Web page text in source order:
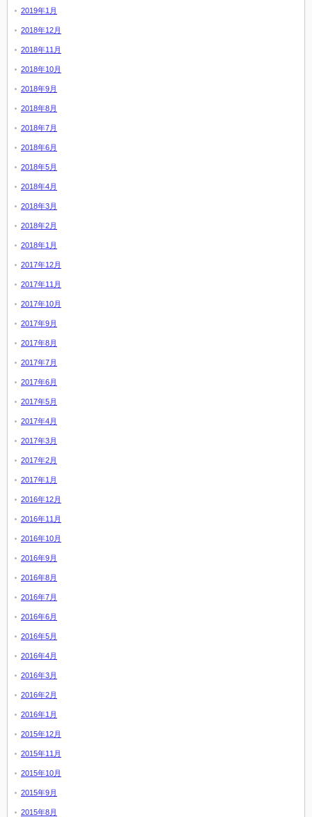
2019年1月
2018年12月
2018年11月
2018年10月
2018年9月
2018年8月
2018年7月
2018年6月
2018年5月
2018年4月
2018年3月
2018年2月
2018年1月
2017年12月
2017年11月
2017年10月
2017年9月
2017年8月
2017年7月
2017年6月
2017年5月
2017年4月
2017年3月
2017年2月
2017年1月
2016年12月
2016年11月
2016年10月
2016年9月
2016年8月
2016年7月
2016年6月
2016年5月
2016年4月
2016年3月
2016年2月
2016年1月
2015年12月
2015年11月
2015年10月
2015年9月
2015年8月